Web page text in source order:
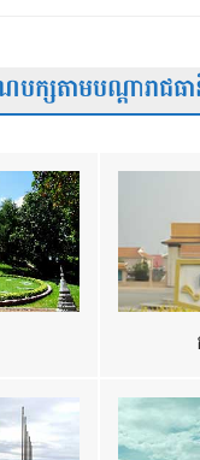
សតាមបណ្តារាជធា